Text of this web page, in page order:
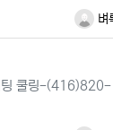
벼
팅 쿨링-(416)820-